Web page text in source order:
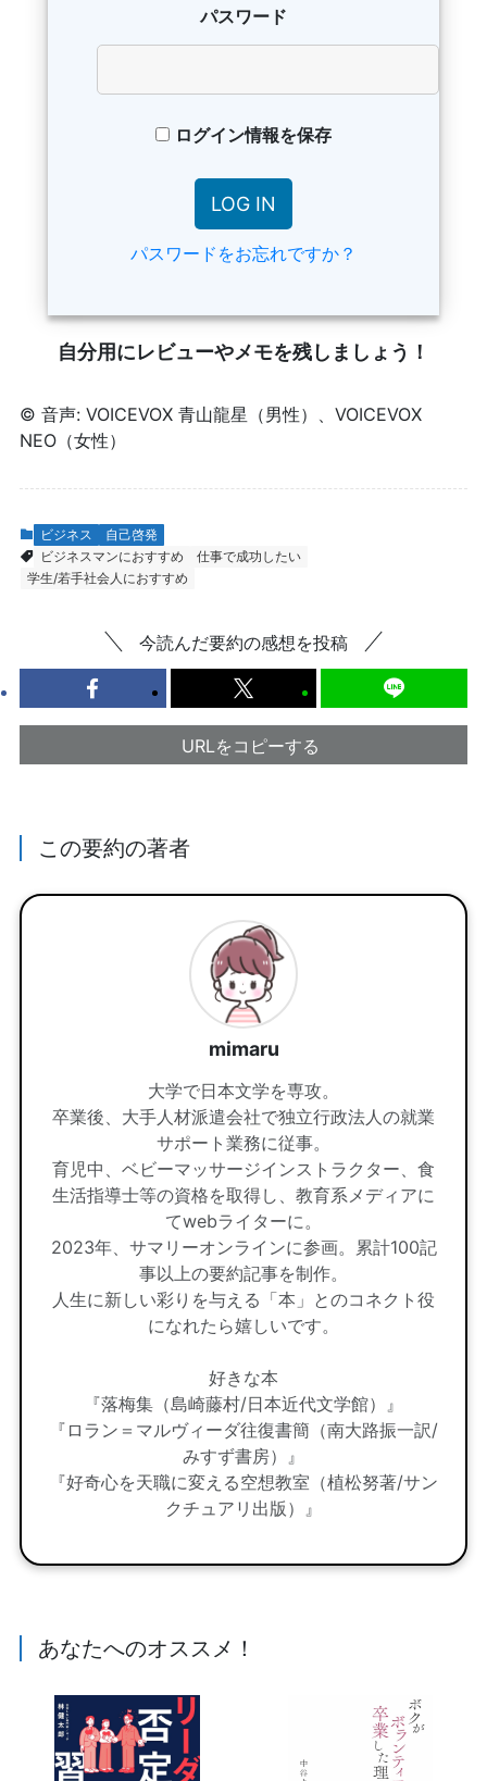
パスワード
ログイン情報を保存
パスワードをお忘れですか？
自分用にレビューやメモを残しましょう！
© 音声: VOICEVOX 青山龍星（男性）、VOICEVOX
NEO（女性）
ビジネス
自己啓発
ビジネスマンにおすすめ
仕事で成功したい
学生/若手社会人におすすめ
今読んだ要約の感想を投稿
URLをコピーする
この要約の著者
mimaru
大学で日本文学を専攻。
卒業後、大手人材派遣会社で独立行政法人の就業
サポート業務に従事。
育児中、ベビーマッサージインストラクター、食
生活指導士等の資格を取得し、教育系メディアに
てwebライターに。
2023年、サマリーオンラインに参画。累計100記
事以上の要約記事を制作。
人生に新しい彩りを与える「本」とのコネクト役
になれたら嬉しいです。
好きな本
『落梅集（島崎藤村/日本近代文学館）』
『ロラン＝マルヴィーダ往復書簡（南大路振一訳/
みすず書房）』
『好奇心を天職に変える空想教室（植松努著/サン
クチュアリ出版）』
あなたへのオススメ！